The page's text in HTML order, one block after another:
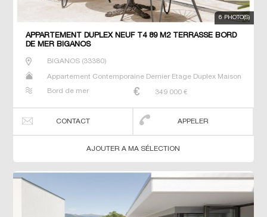
6 PHOTO(S)
APPARTEMENT DUPLEX NEUF T4 89 M2 TERRASSE BORD
DE MER BIGANOS
BIGANOS(33380)
Appartement Contemporaine Dernier Etage Duplex Maison
Bord de mer
349 000 €
CONTACT APPELER
AJOUTER A MA SÉLECTION